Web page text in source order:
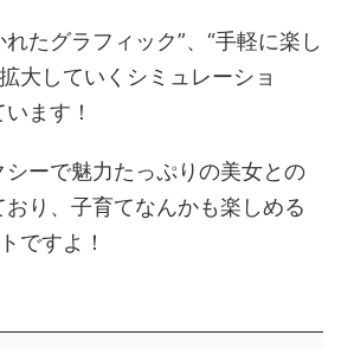
たグラフィック”、“手軽に楽し
大していくシミュレーショ
ます！
シーで魅力たっぷりの美女との
おり、子育てなんかも楽しめる
ですよ！